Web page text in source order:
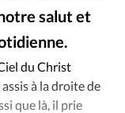
salut et
©Alliance Presse
du Christ
à la droite de
que là, il prie